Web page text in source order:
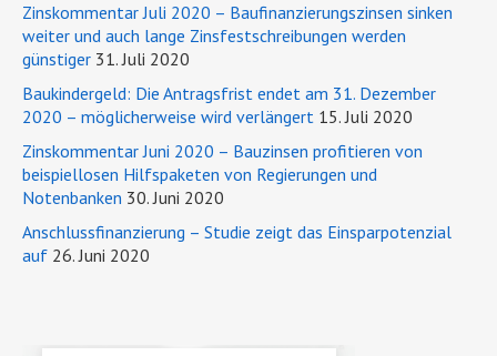
Zinskommentar Juli 2020 – Baufinanzierungszinsen sinken
weiter und auch lange Zinsfestschreibungen werden
günstiger 31. Juli 2020
Baukindergeld: Die Antragsfrist endet am 31. Dezember
2020 – möglicherweise wird verlängert 15. Juli 2020
Zinskommentar Juni 2020 – Bauzinsen profitieren von
beispiellosen Hilfspaketen von Regierungen und
Notenbanken 30. Juni 2020
Anschlussfinanzierung – Studie zeigt das Einsparpotenzial
auf 26. Juni 2020